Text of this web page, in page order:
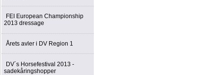
FEI European Championship
2013 dressage
Årets avler i DV Region 1
DV´s Horsefestival 2013 -
sadekåringshopper